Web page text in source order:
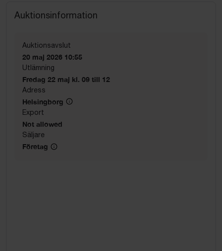
Auktionsinformation
Auktionsavslut
20 maj 2026 10:55
Utlämning
Fredag 22 maj kl. 09 till 12
Adress
Helsingborg
Export
Not allowed
Säljare
Företag